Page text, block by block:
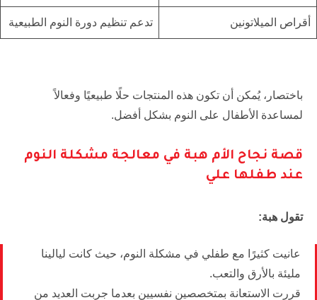
أقراص الميلاتونين تدعم تنظيم دورة النوم الطبيعية
باختصار، يُمكن أن تكون هذه المنتجات حلًا طبيعيًا وفعالاً
لمساعدة الأطفال على النوم بشكل أفضل.
قصة نجاح الأم هبة في معالجة مشكلة النوم
عند طفلها علي
تقول هبة:
عانيت كثيرًا مع طفلي في مشكلة النوم، حيث كانت ليالينا
مليئة بالأرق والتعب.
قررت الاستعانة بمتخصصين نفسيين بعدما جربت العديد من